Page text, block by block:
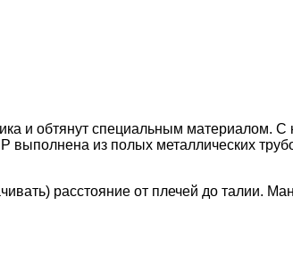
и обтянут специальным материалом. С
из полых металлических
расстояние от плечей до талии.